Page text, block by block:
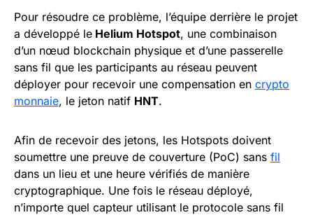
Pour résoudre ce problème, l’équipe derrière le projet
a développé le Helium Hotspot, une combinaison
d’un nœud blockchain physique et d’une passerelle
sans fil que les participants au réseau peuvent
déployer pour recevoir une compensation en crypto
monnaie, le jeton natif HNT.
Afin de recevoir des jetons, les Hotspots doivent
soumettre une preuve de couverture (PoC) sans fil
dans un lieu et une heure vérifiés de manière
cryptographique. Une fois le réseau déployé,
n’importe quel capteur utilisant le protocole sans fil